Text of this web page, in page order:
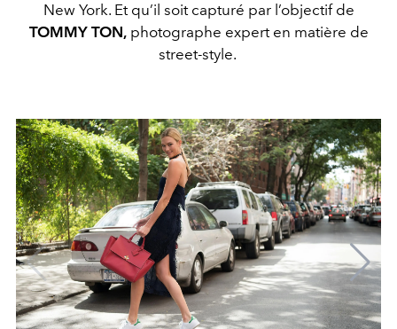
New York. Et qu’il soit capturé par l’objectif de
TOMMY TON,photographe expert en matière de
street-style.